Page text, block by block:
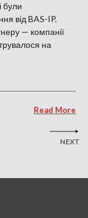
були
від BAS-IP.
— компанії
на
Read More
NEXT